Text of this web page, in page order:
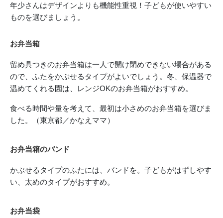
年少さんはデザインよりも機能性重視！子どもが使いやすい
ものを選びましょう。
お弁当箱
留め具つきのお弁当箱は一人で開け閉めできない場合がある
ので、ふたをかぶせるタイプがよいでしょう。冬、保温器で
温めてくれる園は、レンジOKのお弁当箱がおすすめ。
食べる時間や量を考えて、最初は小さめのお弁当箱を選びま
した。（東京都／かなえママ）
お弁当箱のバンド
かぶせるタイプのふたには、バンドを。子どもがはずしやす
い、太めのタイプがおすすめ。
お弁当袋